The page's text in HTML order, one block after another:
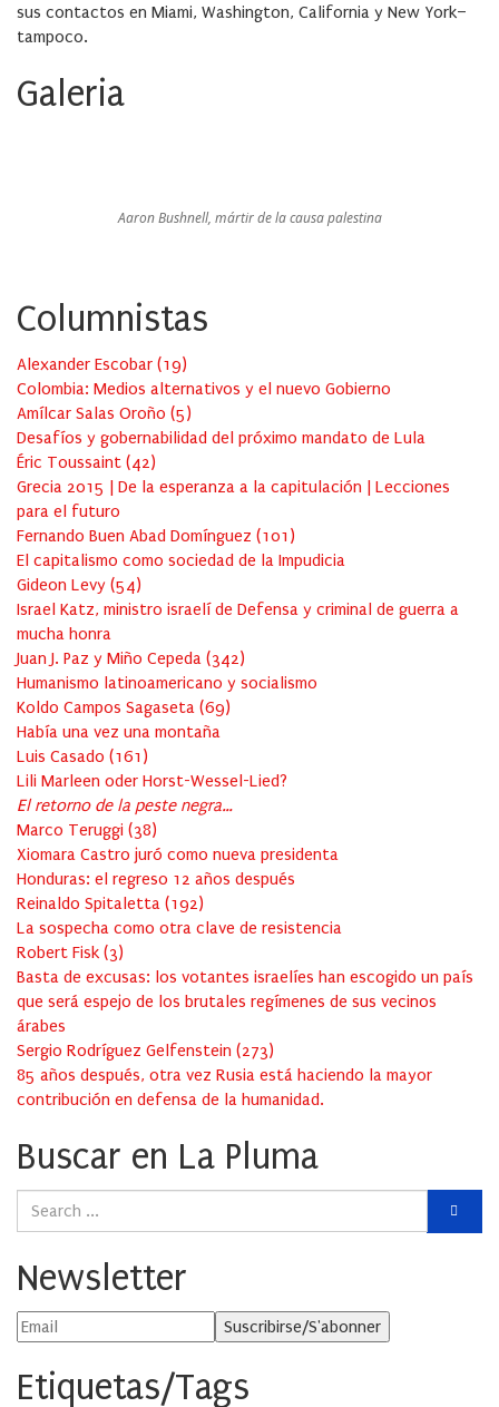
sus contactos en Miami, Washington, California y New York–
tampoco.
Galeria
Aaron Bushnell, mártir de la causa palestina
Columnistas
Alexander Escobar (19)
Colombia: Medios alternativos y el nuevo Gobierno
Amílcar Salas Oroño (5)
Desafíos y gobernabilidad del próximo mandato de Lula
Éric Toussaint (42)
Grecia 2015 | De la esperanza a la capitulación | Lecciones
para el futuro
Fernando Buen Abad Domínguez (101 )
El capitalismo como sociedad de la Impudicia
Gideon Levy (54)
Israel Katz, ministro israelí de Defensa y criminal de guerra a
mucha honra
Juan J. Paz y Miño Cepeda (342)
Humanismo latinoamericano y socialismo
Koldo Campos Sagaseta (69)
Había una vez una montaña
Luis Casado (161 )
Lili Marleen oder Horst-Wessel-Lied?
El retorno de la peste negra…
Marco Teruggi (38)
Xiomara Castro juró como nueva presidenta
Honduras: el regreso 12 años después
Reinaldo Spitaletta (192)
La sospecha como otra clave de resistencia
Robert Fisk (3)
Basta de excusas: los votantes israelíes han escogido un país
que será espejo de los brutales regímenes de sus vecinos
árabes
Sergio Rodríguez Gelfenstein (273)
85 años después, otra vez Rusia está haciendo la mayor
contribución en defensa de la humanidad.
Buscar en La Pluma
Newsletter
Etiquetas/Tags